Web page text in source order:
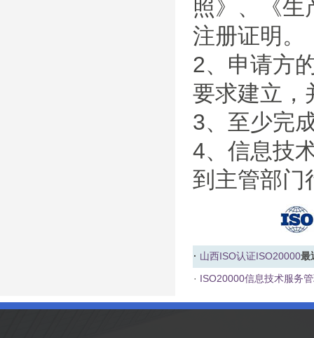
照》、《生
注册证明。
2、申请方
要求建立，
3、至少完
4、信息技
到主管部门
· 山西ISO认证ISO20000最
· ISO20000信息技术服务